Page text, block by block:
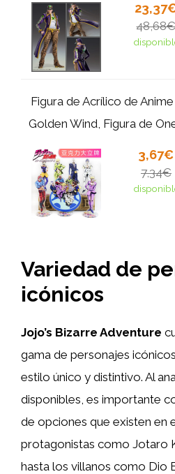
Figura de Acrílico de
Golden Wind, Figura de
3,67€
7,34€
Variedad de
icónicos
Jojo’s Bizarre Adventure
gama de personajes
estilo único y distintivo. Al
disponibles, es importante
de opciones que existen en
protagonistas como Jotaro
hasta los villanos como Dio